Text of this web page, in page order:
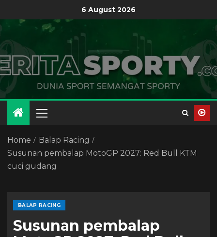
6 August 2026
Home
Balap Racing
Susunan pembalap MotoGP 2027: Red Bull KTM
cuci gudang
BALAP RACING
Susunan pembalap